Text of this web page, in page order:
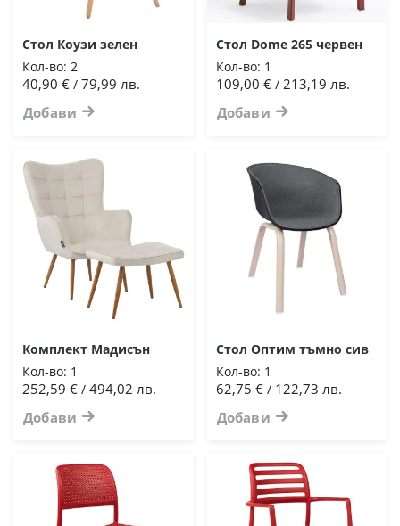
Стол Коузи зелен
Кол-во: 2
40,90 € / 79,99 лв.
Добави
Стол Dome 265 червен
Кол-во: 1
109,00 €/ 213,19 лв.
Добави
Комплект Мадисън
Кол-во: 1
252,59 € / 494,02 лв.
Добави
Стол Оптим тъмно сив
Кол-во: 1
62,75 €/ 122,73 лв.
Добави